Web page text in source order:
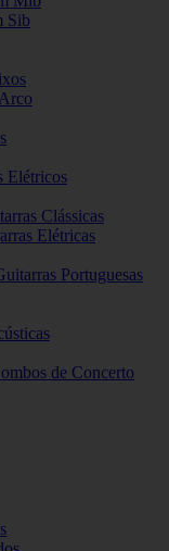
Sib
Elétricos
Clássicas
Elétricas
Portuguesas
de Concerto